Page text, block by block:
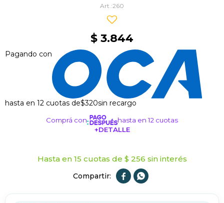
260
$ 3.844
Pagando con
hasta en 12 cuotas de$320sin recargo
Comprá con
hasta en 12 cuotas
+DETALLE
Hasta en 15 cuotas de $ 256 sin interés
 